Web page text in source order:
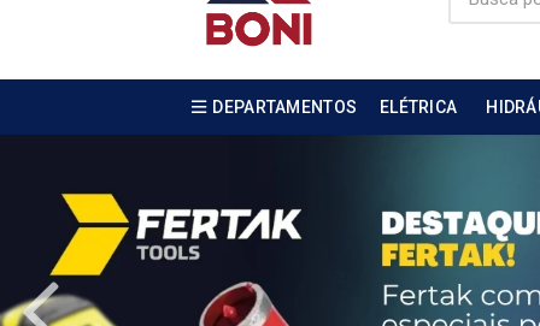
DEPARTAMENTOS ELÉTRICA